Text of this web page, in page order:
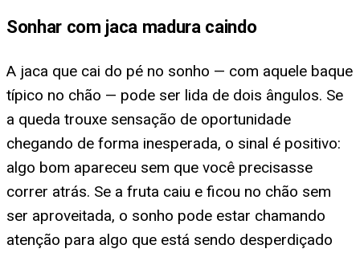
Sonhar com jaca madura caindo
A jaca que cai do pé no sonho — com aquele baque
típico no chão — pode ser lida de dois ângulos. Se
a queda trouxe sensação de oportunidade
chegando de forma inesperada, o sinal é positivo:
algo bom apareceu sem que você precisasse
correr atrás. Se a fruta caiu e ficou no chão sem
ser aproveitada, o sonho pode estar chamando
atenção para algo que está sendo desperdiçado